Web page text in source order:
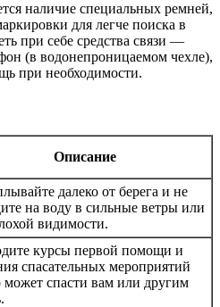
наличие специальных ремней,
для легче поиска в
при себе средства связи —
(в водонепроницаемом чехле),
при необходимости.
Описание
далеко от берега и не
на воду в сильные ветры или
видимости.
курсы первой помощи и
спасательных мероприятий
спасти вам или другим